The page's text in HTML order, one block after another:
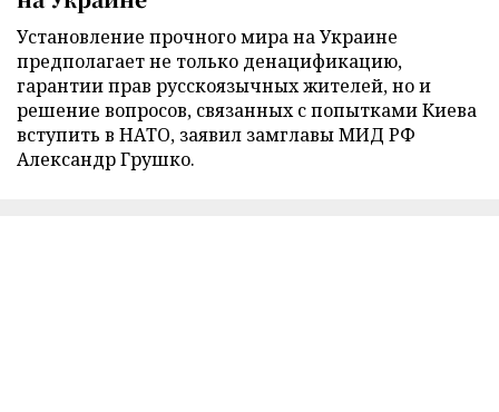
Установление прочного мира на Украине
предполагает не только денацификацию,
гарантии прав русскоязычных жителей, но и
решение вопросов, связанных с попытками Киева
вступить в НАТО, заявил замглавы МИД РФ
Александр Грушко.